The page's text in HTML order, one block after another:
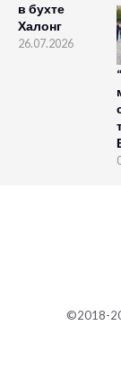
в бухте
Халонг
26.07.2026
©2018-